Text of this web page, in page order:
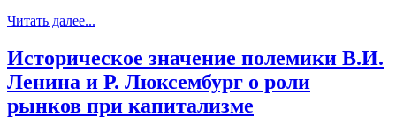
Читать далее...
Историческое значение полемики В.И.
Ленина и Р. Люксембург о роли
рынков при капитализме